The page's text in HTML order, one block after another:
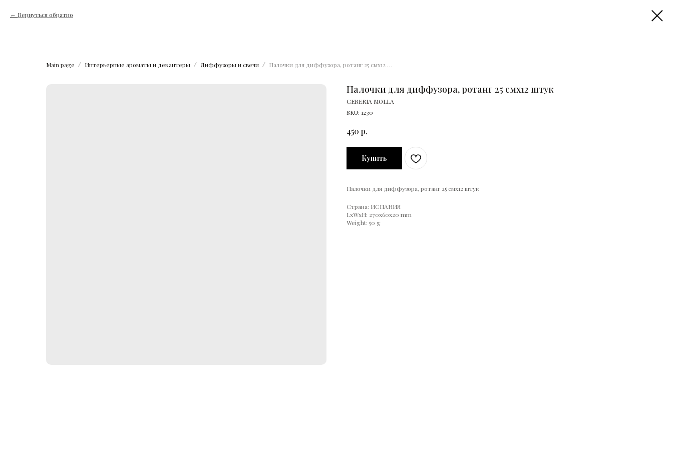
Вернуться обратно
Main page Интерьерные ароматы и декантеры Диффузоры и свечи Палочки для диффузора, ротанг 25 смх12 штук
Палочки для диффузора, ротанг 25 смх12 штук
CERERIA MOLLA
SKU: 1230
450 р.
Купить
Палочки для диффузора, ротанг 25 смх12 штук
Страна: ИСПАНИЯ
LxWxH: 270x60x20 mm
Weight: 50 g